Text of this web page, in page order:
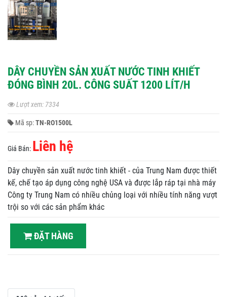
DÂY CHUYỀN SẢN XUẤT NƯỚC TINH KHIẾT
ĐÓNG BÌNH 20L. CÔNG SUẤT 1200 LÍT/H
Lượt xem: 7334
Mã sp:TN-RO1500L
Giá Bán: Liên hệ
Dây chuyền sản xuất nước tinh khiết - của Trung Nam được thiết
kế, chế tạo áp dụng công nghệ USA và được lắp ráp tại nhà máy
Công ty Trung Nam có nhiều chủng loại với nhiều tính năng vượt
trội so với các sản phẩm khác
ĐẶT HÀNG